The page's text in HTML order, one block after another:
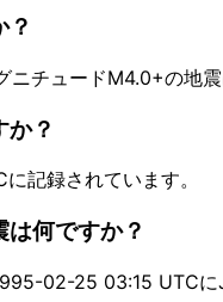
？
チュードM4.0+の地震
か？
記録されています。
何ですか？
02-25 03:15 UTC